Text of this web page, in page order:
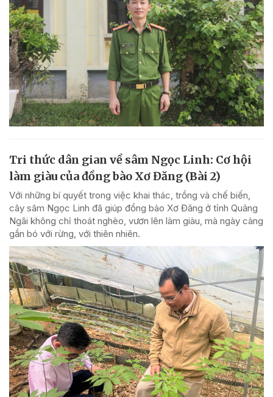
Tri thức dân gian về sâm Ngọc Linh: Cơ hội
làm giàu của đồng bào Xơ Đăng (Bài 2)
Với những bí quyết trong việc khai thác, trồng và chế biến,
cây sâm Ngọc Linh đã giúp đồng bào Xơ Đăng ở tỉnh Quảng
Ngãi không chỉ thoát nghèo, vươn lên làm giàu, mà ngày càng
gắn bó với rừng, với thiên nhiên.